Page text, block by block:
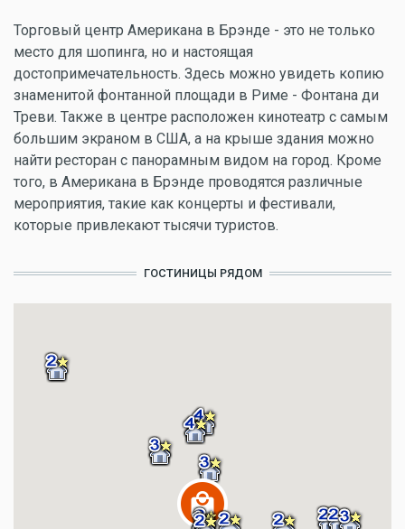
Торговый центр Американа в Брэнде - это не только
место для шопинга, но и настоящая
достопримечательность. Здесь можно увидеть копию
знаменитой фонтанной площади в Риме - Фонтана ди
Треви. Также в центре расположен кинотеатр с самым
большим экраном в США, а на крыше здания можно
найти ресторан с панорамным видом на город. Кроме
того, в Американа в Брэнде проводятся различные
мероприятия, такие как концерты и фестивали,
которые привлекают тысячи туристов.
ГОСТИНИЦЫ РЯДОМ